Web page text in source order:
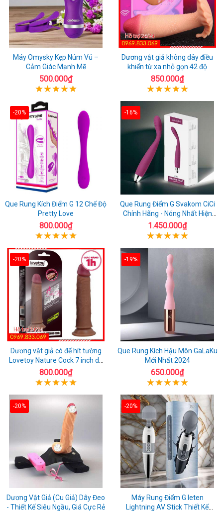
Máy Omysky Kẹp Núm Vú –
Cảm Giác Mạnh Mẽ
500.000₫
Dương vật giả không dây điều
khiển từ xa nhỏ gọn 42 độ
850.000₫
-20%
Que Rung Kích Điểm G 12 Chế Độ
Pretty Love
800.000₫
-16%
Que Rung Điểm G Svakom CiCi
Chính Hãng - Nóng Nhất Hiện
Nay
1.450.000₫
-20%
Dương vật giả có đế hít tường
Lovetoy Nature Cock 7 inch da
đen
800.000₫
-19%
Que Rung Kích Hậu Môn GaLaKu
Mới Nhất 2024
650.000₫
-20%
Dương Vật Giả (Cu Giả) Dây Đeo
- Thiết Kế Siêu Ngầu, Giá Cực Rẻ
-20%
Máy Rung Điểm G leten
Lightning AV Stick Thiết Kế